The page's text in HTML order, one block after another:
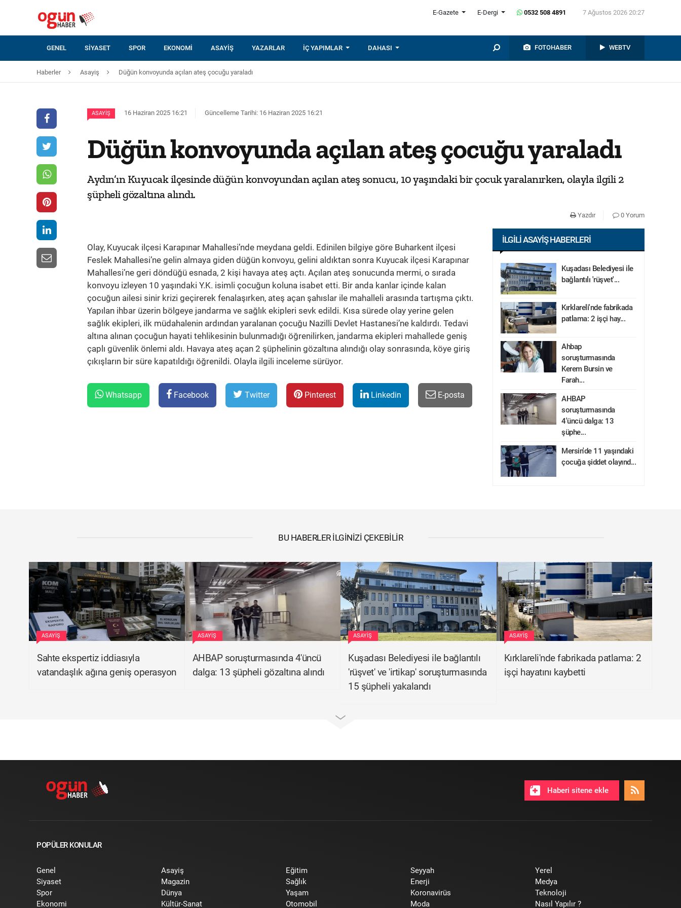
E-Gazete E-Dergi 0532 508 4891 7 Ağustos 2026 20:27
GENEL SIYASET SPOR EKONOMI ASAYIŞ YAZARLAR İÇ YAPIMLAR DAHASI FOTOHABER WEBTV
Haberler Asayiş Düğün konvoyunda açılan ateş çocuğu yaraladı
ASAYIŞ 16 Haziran 2025 16:21 Güncelleme Tarihi: 16 Haziran 2025 16:21
Düğün konvoyunda açılan ateş çocuğu yaraladı
Aydın’ın Kuyucak ilçesinde düğün konvoyundan açılan ateş sonucu, 10 yaşındaki bir çocuk yaralanırken, olayla ilgili 2
şüpheli gözaltına alındı.
Yazdır 0 Yorum
Olay, Kuyucak ilçesi Karapınar Mahallesi’nde meydana geldi. Edinilen bilgiye göre Buharkent ilçesi
Feslek Mahallesi’ne gelin almaya giden düğün konvoyu, gelini aldıktan sonra Kuyucak ilçesi Karapınar
Mahallesi’ne geri döndüğü esnada, 2 kişi havaya ateş açtı. Açılan ateş sonucunda mermi, o sırada
konvoyu izleyen 10 yaşındaki Y.K. isimli çocuğun koluna isabet etti. Bir anda kanlar içinde kalan
çocuğun ailesi sinir krizi geçirerek fenalaşırken, ateş açan şahıslar ile mahalleli arasında tartışma çıktı.
Yapılan ihbar üzerin bölgeye jandarma ve sağlık ekipleri sevk edildi. Kısa sürede olay yerine gelen
sağlık ekipleri, ilk müdahalenin ardından yaralanan çocuğu Nazilli Devlet Hastanesi’ne kaldırdı. Tedavi
altına alınan çocuğun hayati tehlikesinin bulunmadığı öğrenilirken, jandarma ekipleri mahallede geniş
çaplı güvenlik önlemi aldı. Havaya ateş açan 2 şüphelinin gözaltına alındığı olay sonrasında, köye giriş
çıkışların bir süre kapatıldığı öğrenildi. Olayla ilgili inceleme sürüyor.
Whatsapp Facebook Twitter Pinterest Linkedin E-posta
İLGILI ASAYIŞ HABERLERI
Kuşadası Belediyesi ile
bağlantılı 'rüşvet'...
Kırklareli'nde fabrikada
patlama: 2 işçi hay...
Ahbap
soruşturmasında
Kerem Bursin ve
Farah...
AHBAP
soruşturmasında
4'üncü dalga: 13
şüphe...
Mersin'de 11 yaşındaki
çocuğa şiddet olayınd...
BU HABERLER İLGINIZI ÇEKEBILIR
ASAYIŞ
Sahte ekspertiz iddiasıyla
vatandaşlık ağına geniş operasyon
ASAYIŞ
AHBAP soruşturmasında 4'üncü
dalga: 13 şüpheli gözaltına alındı
ASAYIŞ
Kuşadası Belediyesi ile bağlantılı
'rüşvet' ve 'irtikap' soruşturmasında
15 şüpheli yakalandı
ASAYIŞ
Kırklareli'nde fabrikada patlama: 2
işçi hayatını kaybetti
Haberi sitene ekle
POPÜLER KONULAR
Genel
Siyaset
Spor
Ekonomi
Asayiş
Magazin
Dünya
Kültür-Sanat
Eğitim
Sağlık
Yaşam
Otomobil
Seyyah
Enerji
Koronavirüs
Moda
Yerel
Medya
Teknoloji
Nasıl Yapılır ?